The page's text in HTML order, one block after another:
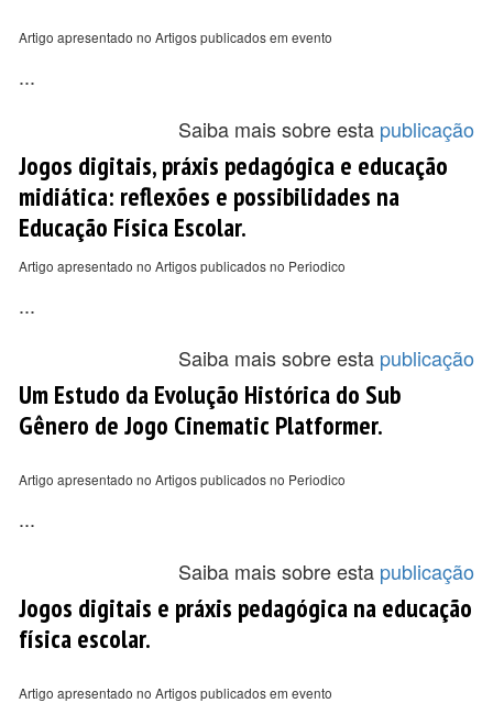
Artigo apresentado no Artigos publicados em evento
...
Saiba mais sobre esta publicação
Jogos digitais, práxis pedagógica e educação
midiática: reflexões e possibilidades na
Educação Física Escolar.
Artigo apresentado no Artigos publicados no Periodico
...
Saiba mais sobre esta publicação
Um Estudo da Evolução Histórica do Sub
Gênero de Jogo Cinematic Platformer.
Artigo apresentado no Artigos publicados no Periodico
...
Saiba mais sobre esta publicação
Jogos digitais e práxis pedagógica na educação
física escolar.
Artigo apresentado no Artigos publicados em evento